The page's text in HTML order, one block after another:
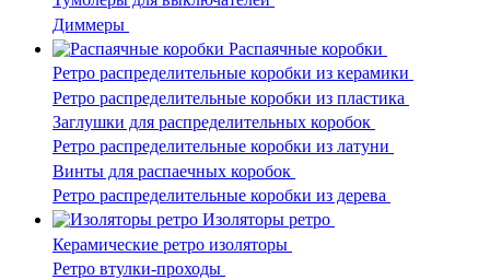
Диммеры
Распаячные коробки
Ретро распределительные коробки из керамики
Ретро распределительные коробки из пластика
Заглушки для распределительных коробок
Ретро распределительные коробки из латуни
Винты для распаечных коробок
Ретро распределительные коробки из дерева
Изоляторы ретро
Керамические ретро изоляторы
Ретро втулки-проходы